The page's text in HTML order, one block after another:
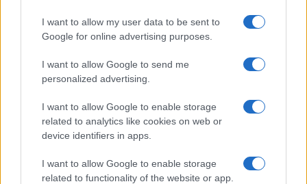
I want to allow my user data to be sent to
Google for online advertising purposes.
I want to allow Google to send me
personalized advertising.
I want to allow Google to enable storage
related to analytics like cookies on web or
device identifiers in apps.
I want to allow Google to enable storage
related to functionality of the website or app.
Olcsó lehet az új iPhone
Három kamerával jöhet az iPhone?
Fotókon az olcsó iPhone
Még két nap az új iPhone-okig
200 MP-es kamera és új generációs OLED kijelző érkezik